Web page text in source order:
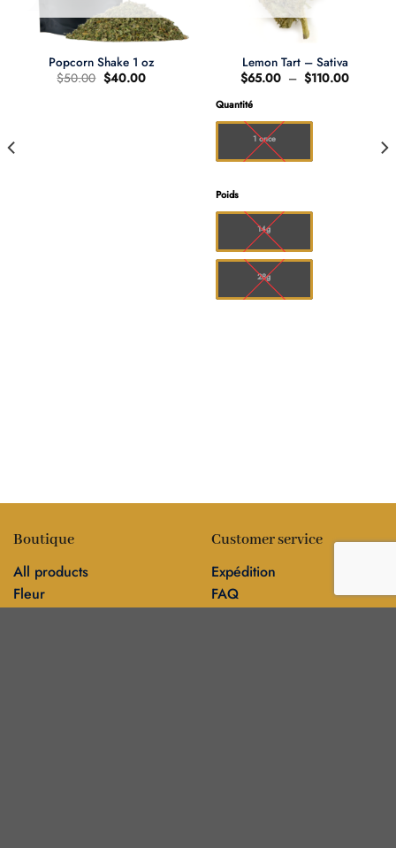
Popcorn Shake 1 oz
$50.00 Le
prix
$40.00Le
Lemon Tart – Sativa
$65.00 – $110.00Plage
Quantité
1 once
Poids
14g
28g
Boutique
All products
Fleur
Customer service
Expédition
FAQ